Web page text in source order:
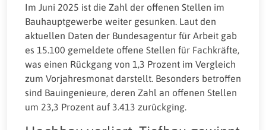
Im Juni 2025 ist die Zahl der offenen Stellen im
Bauhauptgewerbe weiter gesunken. Laut den
aktuellen Daten der Bundesagentur für Arbeit gab
es 15.100 gemeldete offene Stellen für Fachkräfte,
was einen Rückgang von 1,3 Prozent im Vergleich
zum Vorjahresmonat darstellt. Besonders betroffen
sind Bauingenieure, deren Zahl an offenen Stellen
um 23,3 Prozent auf 3.413 zurückging.